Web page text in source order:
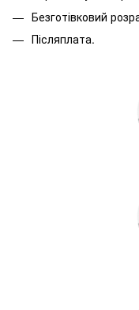
Безготівковий
Післяплата.